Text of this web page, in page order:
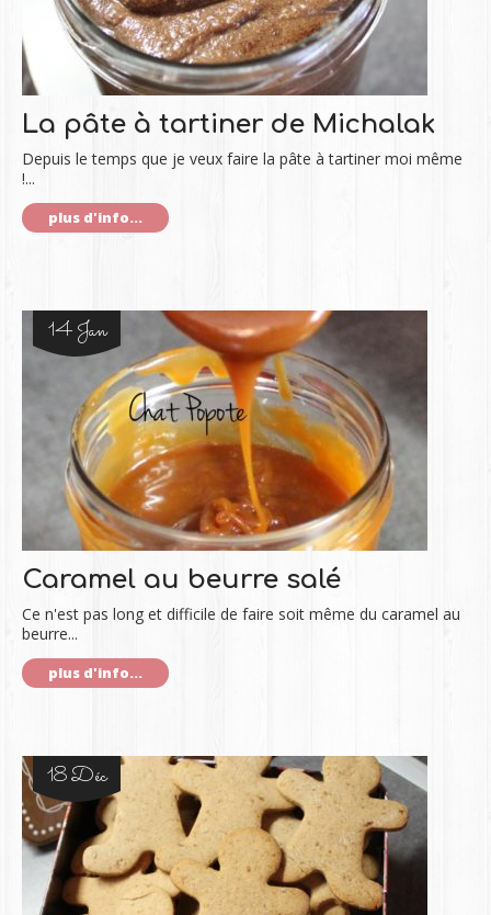
La pâte à tartiner de Michalak
Depuis le temps que je veux faire la pâte à tartiner moi même
!...
plus d'info...
14 Jan
Caramel au beurre salé
Ce n'est pas long et difficile de faire soit même du caramel au
beurre...
plus d'info...
18 Déc